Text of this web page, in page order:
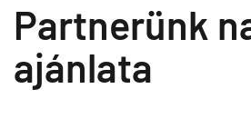
Partnerünk
ajánlata